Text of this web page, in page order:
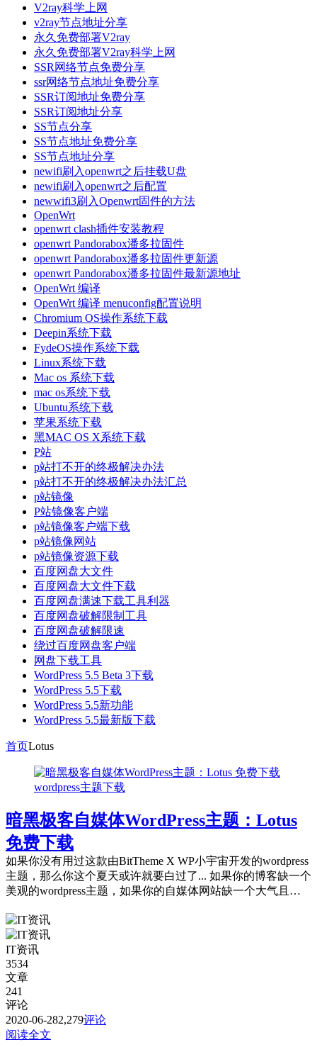
V2ray科学上网
v2ray节点地址分享
永久免费部署V2ray
永久免费部署V2ray科学上网
SSR网络节点免费分享
ssr网络节点地址免费分享
SSR订阅地址免费分享
SSR订阅地址分享
SS节点分享
SS节点地址免费分享
SS节点地址分享
newifi刷入openwrt之后挂载U盘
newifi刷入openwrt之后配置
newwifi3刷入Openwrt固件的方法
OpenWrt
openwrt clash插件安装教程
openwrt Pandorabox潘多拉固件
openwrt Pandorabox潘多拉固件更新源
openwrt Pandorabox潘多拉固件最新源地址
OpenWrt 编译
OpenWrt 编译 menuconfig配置说明
Chromium OS操作系统下载
Deepin系统下载
FydeOS操作系统下载
Linux系统下载
Mac os 系统下载
mac os系统下载
Ubuntu系统下载
苹果系统下载
黑MAC OS X系统下载
P站
p站打不开的终极解决办法
p站打不开的终极解决办法汇总
p站镜像
P站镜像客户端
p站镜像客户端下载
p站镜像网站
p站镜像资源下载
百度网盘大文件
百度网盘大文件下载
百度网盘满速下载工具利器
百度网盘破解限制工具
百度网盘破解限速
绕过百度网盘客户端
网盘下载工具
WordPress 5.5 Beta 3下载
WordPress 5.5下载
WordPress 5.5新功能
WordPress 5.5最新版下载
首页Lotus
wordpress主题下载
暗黑极客自媒体WordPress主题：Lotus
免费下载
如果你没有用过这款由BitTheme X WP小宇宙开发的wordpress
主题，那么你这个夏天或许就要白过了... 如果你的博客缺一个
美观的wordpress主题，如果你的自媒体网站缺一个大气且优
IT资讯
3534
文章
241
评论
2020-06-282,279评论
阅读全文